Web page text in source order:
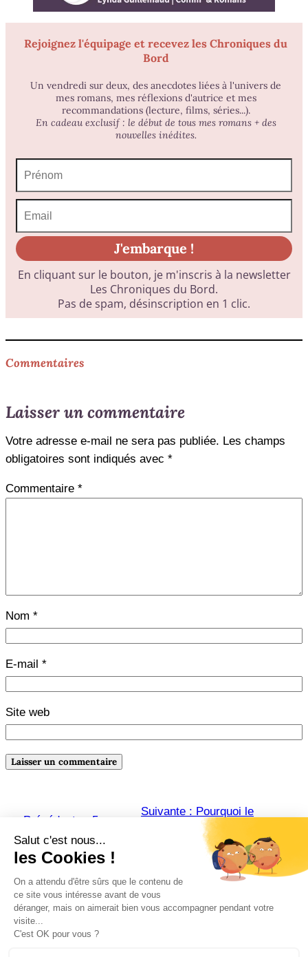
Commentaires
Laisser un commentaire
Votre adresse e-mail ne sera pas publiée. Les champs
obligatoires sont indiqués avec *
Commentaire *
Nom *
E-mail *
Site web
Précédente : 5 erreurs
à éviter pour vendre vos
100 premiers livres
Suivante : Pourquoi le
mentorat aide les auteurs à
publier et promouvoir leur livre